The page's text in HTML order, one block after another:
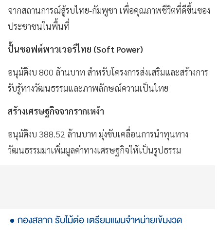
จากสถานการณ์สู้รบไทย-กัมพูชา เพื่อคุณภาพชีวิตที่ดีขึ้นของ
ประชาชนในพื้นที่
ปั้นซอฟต์พาวเวอร์ไทย (Soft Power)
อนุมัติงบ 800 ล้านบาท สำหรับโครงการส่งเสริมและสร้างการ
รับรู้ทางวัฒนธรรมและภาพลักษณ์ความเป็นไทย
สร้างเศรษฐกิจจากรากเหง้า
อนุมัติงบ 388.52 ล้านบาท มุ่งขับเคลื่อนการนำทุนทาง
วัฒนธรรมมาเพิ่มมูลค่าทางเศรษฐกิจให้เป็นรูปธรรม
กองสลาก รับไม้ต่อ เตรียมแผนจำหน่ายเข้มงวด